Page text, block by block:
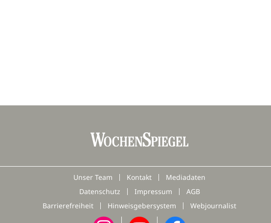
Unser Team Kontakt
Mediadaten
Datenschutz
Impressum
AGB
Barrierefreiheit
Hinweisgebersystem Webjournalist